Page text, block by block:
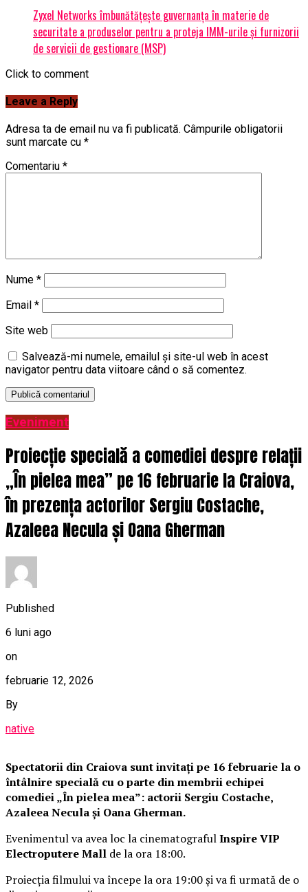
Zyxel Networks îmbunătățește guvernanța în materie de
securitate a produselor pentru a proteja IMM-urile și furnizorii
de servicii de gestionare (MSP)
Click to comment
Leave a Reply
Adresa ta de email nu va fi publicată. Câmpurile obligatorii
sunt marcate cu *
Comentariu *
Nume *
Email *
Site web
Salvează-mi numele, emailul și site-ul web în acest
navigator pentru data viitoare când o să comentez.
Eveniment
Proiecție specială a comediei despre relații
„În pielea mea” pe 16 februarie la Craiova,
în prezența actorilor Sergiu Costache,
Azaleea Necula și Oana Gherman
Published
6 luni ago
on
februarie 12, 2026
By
native
Spectatorii din Craiova sunt invitați pe 16 februarie la o
întâlnire specială cu o parte din membrii echipei
comediei „În pielea mea”: actorii Sergiu Costache,
Azaleea Necula și Oana Gherman.
Evenimentul va avea loc la cinematografulInspire VIP
Electroputere Mall de la ora 18:00.
Proiecția filmului va începe la ora 19:00 și va fi urmată de o